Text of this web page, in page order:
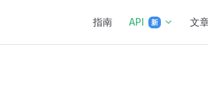
指南 API 新 文